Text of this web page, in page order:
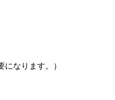
なります。）